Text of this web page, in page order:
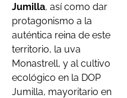
Jumilla, así como dar
protagonismo a la
auténtica reina de este
territorio, la uva
Monastrell, y al cultivo
ecológico en la DOP
Jumilla, mayoritario en